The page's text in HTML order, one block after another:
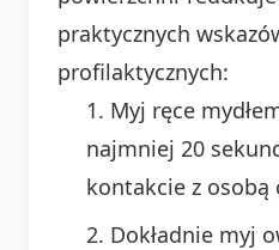
praktycznych
profilaktycznych:
Myj ręce
najmniej 20
kontakcie z osobą
Dokładnie myj